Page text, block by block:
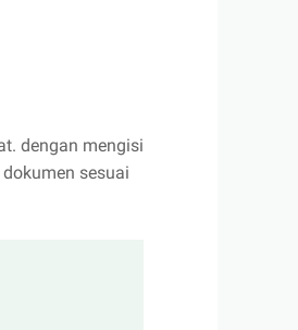
dengan mengisi
sesuai